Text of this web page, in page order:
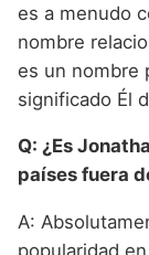
es a menudo
nombre
es un nombre
significado Él
Q: ¿Es
países fuera
A: